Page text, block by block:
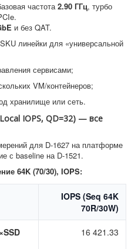
частота2.90 ГГц, турбо
и без QAT.
линейки для «универсальной
сервисами;
VM/контейнеров;
хранилище или сеть.
IOPS, QD=32) — все
для D-1627 на платформе
с baseline на D-1521.
64K (70/30), IOPS:
IOPS (Seq 64K
70R/30W)
16 421.33